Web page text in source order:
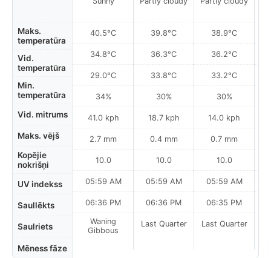
Maks.
temperatūra
Vid.
temperatūra
Min.
temperatūra
Vid. mitrums
Maks. vējš
Kopējie
nokrišņi
UV indekss
Saullēkts
Saulriets
Mēness fāze
40.5°C
34.8°C
29.0°C
34%
41.0 kph
2.7 mm
10.0
05:59 AM
06:36 PM
Waning
Gibbous
39.8°C
36.3°C
33.8°C
30%
18.7 kph
0.4 mm
10.0
05:59 AM
06:36 PM
Last Quarter
38.9°C
36.2°C
33.2°C
30%
14.0 kph
0.7 mm
10.0
05:59 AM
06:35 PM
Last Quarter